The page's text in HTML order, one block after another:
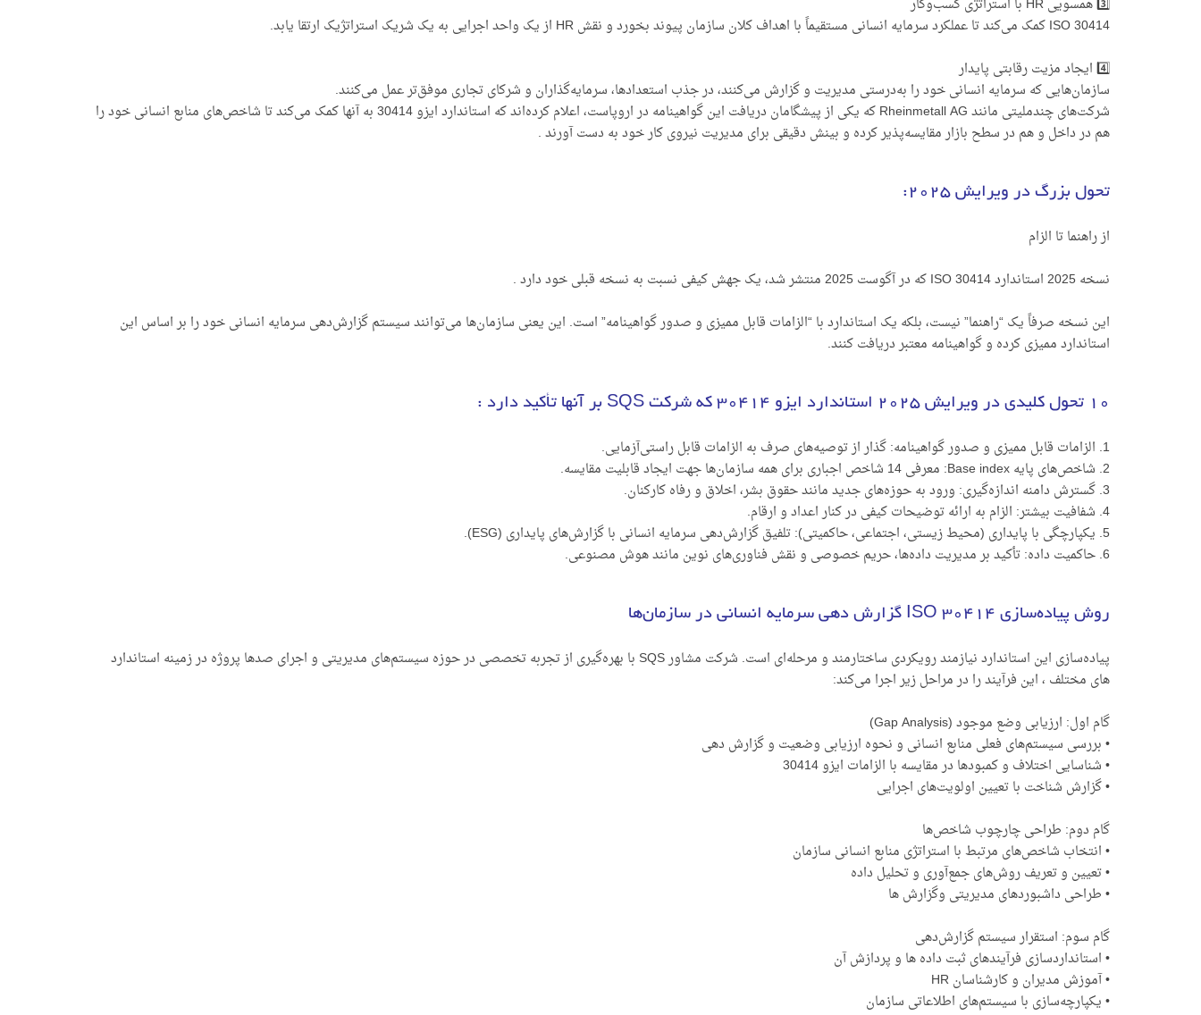
3️⃣ همسویی HR با استراتژی کسب‌وکار
ISO 30414 کمک می‌کند تا عملکرد سرمایه انسانی مستقیماً با اهداف کلان سازمان پیوند بخورد و نقش HR از یک واحد اجرایی به یک شریک استراتژیک ارتقا یابد.
4️⃣ ایجاد مزیت رقابتی پایدار
سازمان‌هایی که سرمایه انسانی خود را به‌درستی مدیریت و گزارش می‌کنند، در جذب استعدادها، سرمایه‌گذاران و شرکای تجاری موفق‌تر عمل می‌کنند.
شرکت‌های چندملیتی مانند Rheinmetall AG که یکی از پیشگامان دریافت این گواهینامه در اروپاست، اعلام کرده‌اند که استاندارد ایزو 30414 به آنها کمک می‌کند تا شاخص‌های منابع انسانی خود را
هم در داخل و هم در سطح بازار مقایسه‌پذیر کرده و بینش دقیقی برای مدیریت نیروی کار خود به دست آورند .
تحول بزرگ در ویرایش 2025:
از راهنما تا الزام
نسخه 2025 استاندارد ISO 30414 که در آگوست 2025 منتشر شد، یک جهش کیفی نسبت به نسخه قبلی خود دارد .
این نسخه صرفاً یک “راهنما” نیست، بلکه یک استاندارد با “الزامات قابل ممیزی و صدور گواهینامه” است. این یعنی سازمان‌ها می‌توانند سیستم گزارش‌دهی سرمایه انسانی خود را بر اساس این
استاندارد ممیزی کرده و گواهینامه معتبر دریافت کنند.
10 تحول کلیدی در ویرایش 2025 استاندارد ایزو 30414 که شرکت SQS بر آنها تأکید دارد :
1. الزامات قابل ممیزی و صدور گواهینامه: گذار از توصیه‌های صرف به الزامات قابل راستی‌آزمایی.
2. شاخص‌های پایه Base index: معرفی 14 شاخص اجباری برای همه سازمان‌ها جهت ایجاد قابلیت مقایسه.
3. گسترش دامنه اندازه‌گیری: ورود به حوزه‌های جدید مانند حقوق بشر، اخلاق و رفاه کارکنان.
4. شفافیت بیشتر: الزام به ارائه توضیحات کیفی در کنار اعداد و ارقام.
5. یکپارچگی با پایداری (محیط زیستی، اجتماعی، حاکمیتی): تلفیق گزارش‌دهی سرمایه انسانی با گزارش‌های پایداری (ESG).
6. حاکمیت داده: تأکید بر مدیریت داده‌ها، حریم خصوصی و نقش فناوری‌های نوین مانند هوش مصنوعی.
روش پیاده‌سازی ISO 30414 گزارش دهی سرمایه انسانی در سازمان‌ها
پیاده‌سازی این استاندارد نیازمند رویکردی ساختارمند و مرحله‌ای است. شرکت مشاور SQS با بهره‌گیری از تجربه تخصصی در حوزه سیستم‌های مدیریتی و اجرای صدها پروژه در زمینه استاندارد
های مختلف ، این فرآیند را در مراحل زیر اجرا می‌کند:
گام اول: ارزیابی وضع موجود (Gap Analysis)
• بررسی سیستم‌های فعلی منابع انسانی و نحوه ارزیابی وضعیت و گزارش دهی
• شناسایی اختلاف و کمبودها در مقایسه با الزامات ایزو 30414
• گزارش شناخت با تعیین اولویت‌های اجرایی
گام دوم: طراحی چارچوب شاخص‌ها
• انتخاب شاخص‌های مرتبط با استراتژی منابع انسانی سازمان
• تعیین و تعریف روش‌های جمع‌آوری و تحلیل داده
• طراحی داشبوردهای مدیریتی وگزارش ها
گام سوم: استقرار سیستم گزارش‌دهی
• استانداردسازی فرآیندهای ثبت داده ها و پردازش آن
• آموزش مدیران و کارشناسان HR
• یکپارچه‌سازی با سیستم‌های اطلاعاتی سازمان